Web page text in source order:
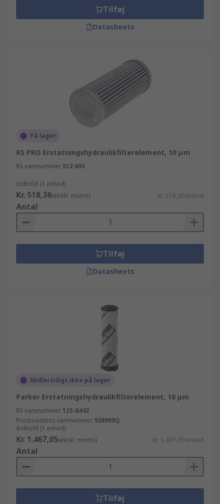
Tilføj
Datasheets
På lager
RS PRO Erstatningshydraulikfilterelement, 10 μm
RS-varenummer 512-651
Indhold (1 enhed)
Kr. 518,36(ekskl. moms) Kr. 518,36/enhed
Antal
Tilføj
Datasheets
Midlertidigt ikke på lager
Parker Erstatningshydraulikfilterelement, 10 μm
RS-varenummer 125-8442
Producentens varenummer 938909Q
Indhold (1 enhed)
Kr. 1.467,05(ekskl. moms) Kr. 1.467,05/enhed
Antal
Tilføj